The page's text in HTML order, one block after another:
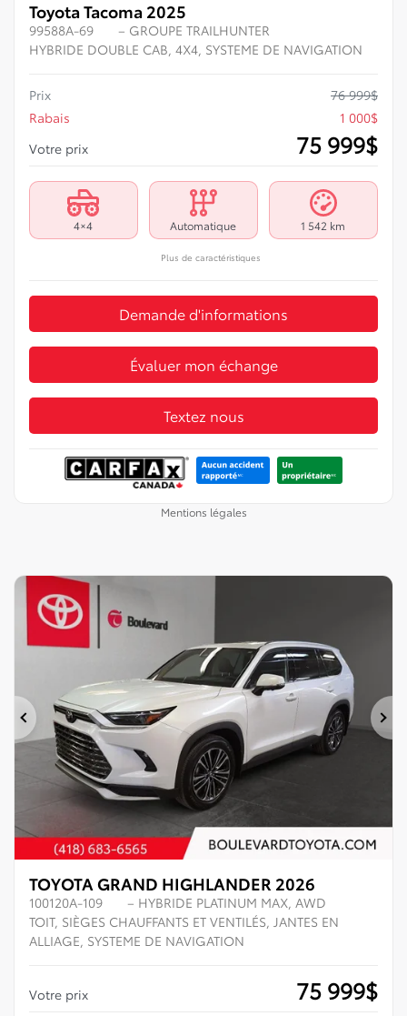
Toyota Tacoma 2025
99588A-69
– GROUPE TRAILHUNTER
HYBRIDE DOUBLE CAB, 4X4, SYSTEME DE NAVIGATION
Prix 76 999$
Rabais
1 000$
Votre prix
75 999$
4×4 Automatique 1 542 km
Plus de caractéristiques
Demande d'informations
Évaluer mon échange
Textez nous
Mentions légales
Précédent
TOYOTA GRAND HIGHLANDER 2026
100120A-109
– HYBRIDE PLATINUM MAX, AWD
TOIT, SIÈGES CHAUFFANTS ET VENTILÉS, JANTES EN
ALLIAGE, SYSTEME DE NAVIGATION
Votre prix 75 999$